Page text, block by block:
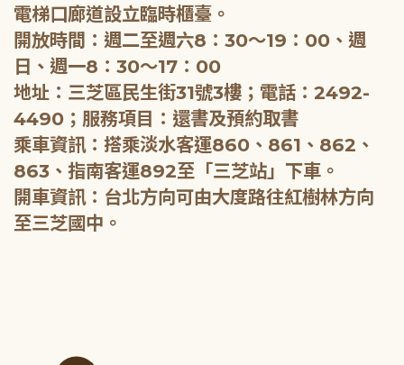
電梯口廊道設立臨時櫃臺。
開放時間：週二至週六8：30～19：00、週
日、週一8：30～17：00
地址：三芝區民生街31號3樓；電話：2492-
4490；服務項目：還書及預約取書
乘車資訊：搭乘淡水客運860、861、862、
863、指南客運892至「三芝站」下車。
開車資訊：台北方向可由大度路往紅樹林方向
至三芝國中。